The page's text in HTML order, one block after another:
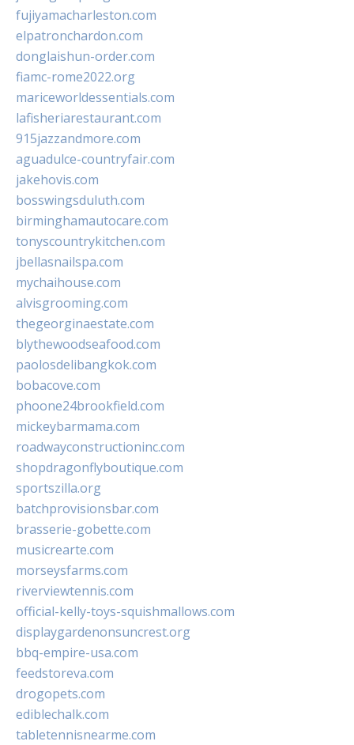
fujiyamacharleston.com
elpatronchardon.com
donglaishun-order.com
fiamc-rome2022.org
mariceworldessentials.com
lafisheriarestaurant.com
915jazzandmore.com
aguadulce-countryfair.com
jakehovis.com
bosswingsduluth.com
birminghamautocare.com
tonyscountrykitchen.com
jbellasnailspa.com
mychaihouse.com
alvisgrooming.com
thegeorginaestate.com
blythewoodseafood.com
paolosdelibangkok.com
bobacove.com
phoone24brookfield.com
mickeybarmama.com
roadwayconstructioninc.com
shopdragonflyboutique.com
sportszilla.org
batchprovisionsbar.com
brasserie-gobette.com
musicrearte.com
morseysfarms.com
riverviewtennis.com
official-kelly-toys-squishmallows.com
displaygardenonsuncrest.org
bbq-empire-usa.com
feedstoreva.com
drogopets.com
ediblechalk.com
tabletennisnearme.com